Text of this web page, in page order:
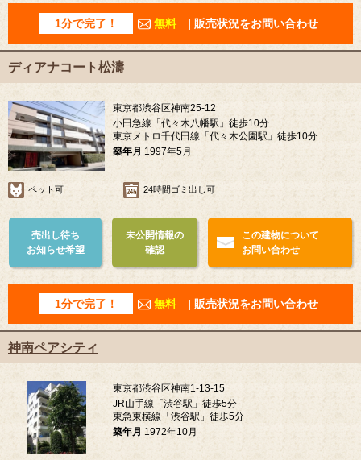
1分で完了！ 無料 | 販売状況をお問い合わせ
ディアナコート松濤
東京都渋谷区神南25-12
小田急線「代々木八幡駅」徒歩10分
東京メトロ千代田線「代々木公園駅」徒歩10分
築年月 1997年5月
ペット可 24時間ゴミ出し可
売出し待ち
お知らせ希望
未公開情報の
確認
この建物について
お問い合わせ
1分で完了！ 無料 | 販売状況をお問い合わせ
神南ペアシティ
東京都渋谷区神南1-13-15
JR山手線「渋谷駅」徒歩5分
東急東横線「渋谷駅」徒歩5分
築年月 1972年10月